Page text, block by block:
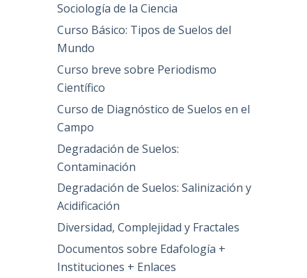
Sociología de la Ciencia
Curso Básico: Tipos de Suelos del
Mundo
Curso breve sobre Periodismo
Científico
Curso de Diagnóstico de Suelos en el
Campo
Degradación de Suelos:
Contaminación
Degradación de Suelos: Salinización y
Acidificación
Diversidad, Complejidad y Fractales
Documentos sobre Edafología +
Instituciones + Enlaces